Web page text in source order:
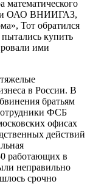
математического
ОАО ВНИИГАЗ,
Тот обратился
купить
ими
в России. В
братьям
ФСБ
офисах
действий
работающих в
неправильно
срочно